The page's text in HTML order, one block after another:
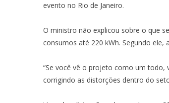
evento no Rio de Janeiro.
O ministro não explicou sobre o que
consumos até 220 kWh. Segundo ele,
“Se você vê o projeto como um todo,
corrigindo as distorções dentro do